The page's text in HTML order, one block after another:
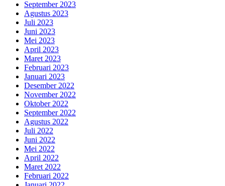
September 2023
Agustus 2023
Juli 2023
Juni 2023
Mei 2023
April 2023
Maret 2023
Februari 2023
Januari 2023
Desember 2022
November 2022
Oktober 2022
September 2022
Agustus 2022
Juli 2022
Juni 2022
Mei 2022
April 2022
Maret 2022
Februari 2022